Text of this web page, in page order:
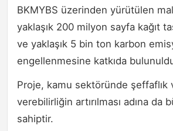
BKMYBS üzerinden yürütülen
yaklaşık 200 milyon sayfa kağıt
ve yaklaşık 5 bin ton karbon
engellenmesine katkıda
Proje, kamu sektöründe şeffaflık
verebilirliğin artırılması adına da
sahiptir.